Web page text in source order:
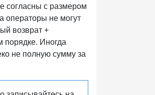
согласны с размером
операторы не могут
возврат +
порядке. Иногда
не полную сумму за